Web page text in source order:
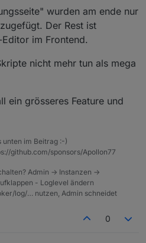
Anfangszeiten bestimmt
(voraussichtlich) in anderen
Fehler auftreten.
da großer versionssprung ?
wurden am ende nur
Der Rest ist
im Frontend.
nicht mehr tun als mega
ein grösseres Feature und
unten im Beitrag :-)
github.com/sponsors/Apollon77
Admin -> Instanzen ->
- Loglevel ändern
log/… nutzen, Admin schneidet
0